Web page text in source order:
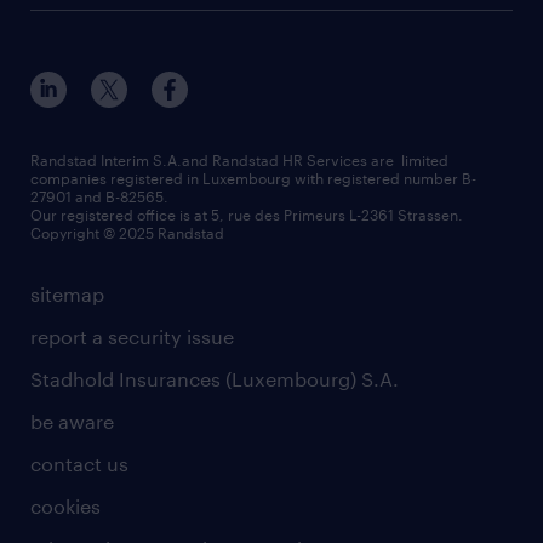
refer a friend
submit a request
request a call back
HR news
our values
be aware
randstad worldwide
Esch-sur-Alzette (rue de Luxembourg)
Strassen - RiseSmart
Strassen
Wiltz
sitemap
report a security issue
Stadhold Insurances (Luxembourg) S.A.
be aware
contact us
cookies
Randstad Interim S.A.and Randstad HR Services are limited
companies registered in Luxembourg with registered number B-
27901 and B-82565.
Our registered office is at 5, rue des Primeurs L-2361 Strassen.
Copyright © 2025 Randstad